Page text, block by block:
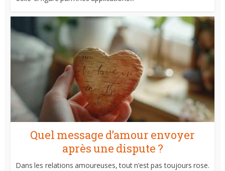
Quel message d’amour envoyer
après une dispute ?
Dans les relations amoureuses, tout n’est pas toujours rose.